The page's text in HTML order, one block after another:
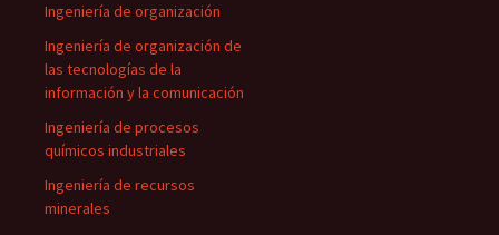
Ingeniería de organización
Ingeniería de organización de
las tecnologías de la
información y la comunicación
Ingeniería de procesos
químicos industriales
Ingeniería de recursos
minerales